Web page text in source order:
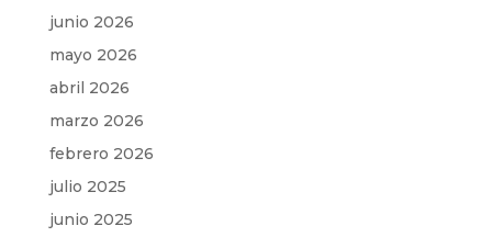
junio 2026
mayo 2026
abril 2026
marzo 2026
febrero 2026
julio 2025
junio 2025